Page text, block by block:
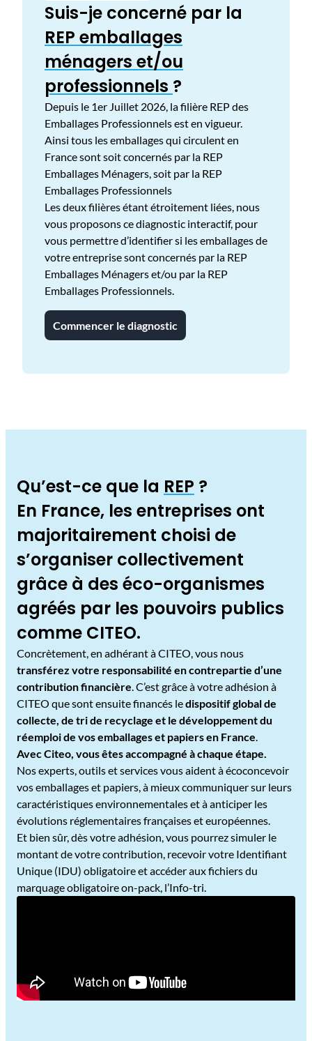
Suis-je concerné par la
REP emballages
ménagers et/ou
professionnels ?
Depuis le 1er Juillet 2026, la filière REP des
Emballages Professionnels est en vigueur.
Ainsi tous les emballages qui circulent en
France sont soit concernés par la REP
Emballages Ménagers, soit par la REP
Emballages Professionnels
Les deux filières étant étroitement liées, nous
vous proposons ce diagnostic interactif, pour
vous permettre d’identifier si les emballages de
votre entreprise sont concernés par la REP
Emballages Ménagers et/ou par la REP
Emballages Professionnels.
Commencer le diagnostic
Qu’est-ce que la REP ?
En France, les entreprises ont
majoritairement choisi de
s’organiser collectivement
grâce à des éco-organismes
agréés par les pouvoirs publics
comme CITEO.
Concrètement, en adhérant à CITEO, vous nous
transférez votre responsabilité en contrepartie d’une
contribution financière . C’est grâce à votre adhésion à
CITEO que sont ensuite financés ledispositif global de
collecte, de tri de recyclage et le développement du
réemploi de vos emballages et papiers en France
Avec Citeo, vous êtes accompagné à chaque étape.
Nos experts, outils et services vous aident à écoconcevoir
vos emballages et papiers, à mieux communiquer sur leurs
caractéristiques environnementales et à anticiper les
évolutions réglementaires françaises et européennes.
Et bien sûr, dès votre adhésion, vous pourrez simuler le
montant de votre contribution, recevoir votre Identifiant
Unique (IDU) obligatoire et accéder aux fichiers du
marquage obligatoire on-pack, l’Info-tri.